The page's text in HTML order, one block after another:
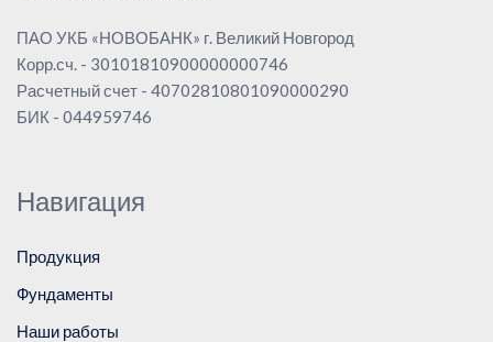
ПАО УКБ «НОВОБАНК» г. Великий Новгород
Корр.сч. - 30101810900000000746
Расчетный счет - 40702810801090000290
БИК - 044959746
Навигация
Продукция
Фундаменты
Наши работы